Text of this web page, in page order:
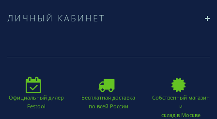
ЛИЧНЫЙ КАБИНЕТ
Официальный дилер
Festool
Бесплатная доставка
по всей России
Собственный магазин
и
склад в Москве